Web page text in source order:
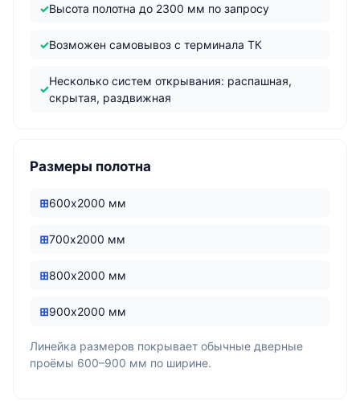
Высота полотна до 2300 мм по запросу
Возможен самовывоз с терминала ТК
Несколько систем открывания: распашная,
скрытая, раздвижная
Размеры полотна
600х2000 мм
700х2000 мм
800х2000 мм
900х2000 мм
Линейка размеров покрывает обычные дверные
проёмы 600–900 мм по ширине.